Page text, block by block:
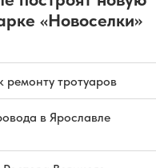
«Новоселки»
ремонту тротуаров
в Ярославле